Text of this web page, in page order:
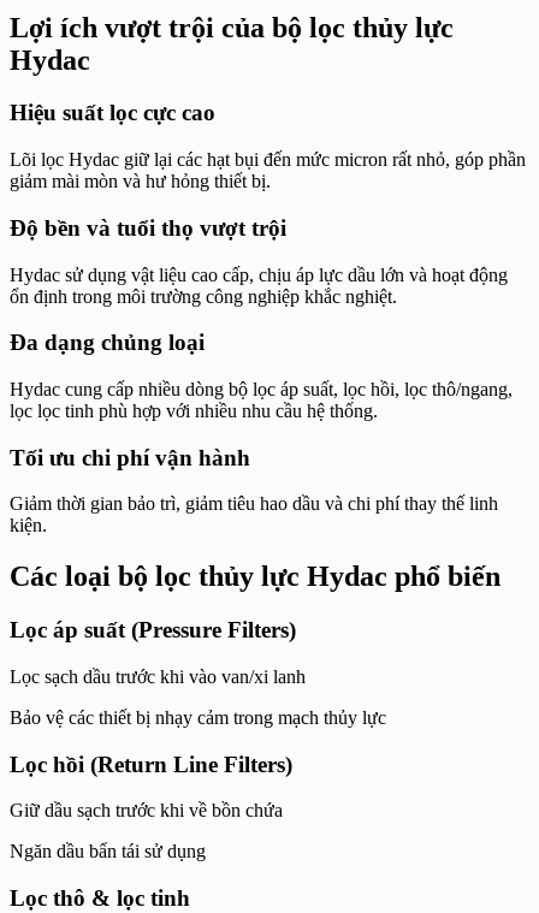
Lợi ích vượt trội của bộ lọc thủy lực
Hydac
Hiệu suất lọc cực cao
Lõi lọc Hydac giữ lại các hạt bụi đến mức micron rất nhỏ, góp phần
giảm mài mòn và hư hỏng thiết bị.
Độ bền và tuổi thọ vượt trội
Hydac sử dụng vật liệu cao cấp, chịu áp lực dầu lớn và hoạt động
ổn định trong môi trường công nghiệp khắc nghiệt.
Đa dạng chủng loại
Hydac cung cấp nhiều dòng bộ lọc áp suất, lọc hồi, lọc thô/ngang,
lọc lọc tinh phù hợp với nhiều nhu cầu hệ thống.
Tối ưu chi phí vận hành
Giảm thời gian bảo trì, giảm tiêu hao dầu và chi phí thay thế linh
kiện.
Các loại bộ lọc thủy lực Hydac phổ biến
Lọc áp suất (Pressure Filters)
Lọc sạch dầu trước khi vào van/xi lanh
Bảo vệ các thiết bị nhạy cảm trong mạch thủy lực
Lọc hồi (Return Line Filters)
Giữ dầu sạch trước khi về bồn chứa
Ngăn dầu bẩn tái sử dụng
Lọc thô & lọc tinh